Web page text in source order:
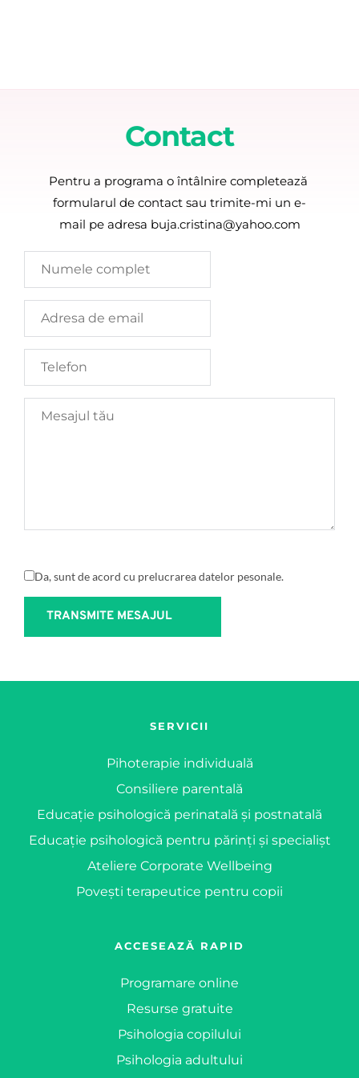
Contact
Pentru a programa o întâlnire completează
formularul de contact sau trimite-mi un e-
mail pe adresa buja.cristina@yahoo.com
Da, sunt de acord cu prelucrarea datelor pesonale.
TRANSMITE MESAJUL
SERVICII
Pihoterapie individuală
Consiliere parentală
Educație psihologică perinatală și postnatală
Educație psihologică pentru părinți și specialișt
Ateliere Corporate Wellbeing
Povești terapeutice pentru copii
ACCESEAZĂ RAPID
Programare online
Resurse gratuite
Psihologia copilului
Psihologia adultului